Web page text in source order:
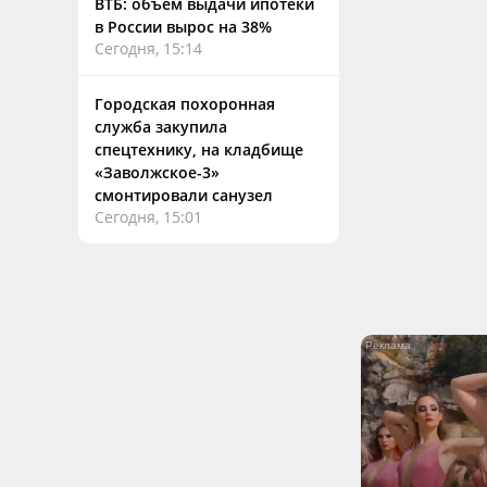
в России вырос на 38%
Сегодня, 15:14
Городская похоронная
служба закупила
спецтехнику, на кладбище
«Заволжское-3»
смонтировали санузел
Сегодня, 15:01